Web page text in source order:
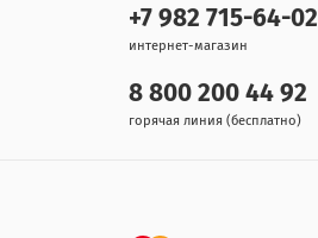
+7 982 715-64-02
интернет-магазин
8 800 200 44 92
горячая линия (бесплатно)